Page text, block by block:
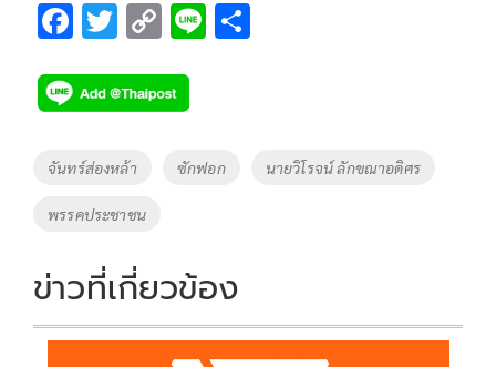
F
e
b
o
o
k
T
tt
er
C
p
y
Li
Li
Tags
จันทร์ส่องหล้า ซักฟอก นายวิโรจน์ ลักขณาอดิศร
พรรคประชาชน
ข่าวที่เกี่ยวข้อง